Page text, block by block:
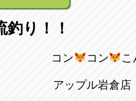
釣り！！
コン コン こ
アップル岩倉